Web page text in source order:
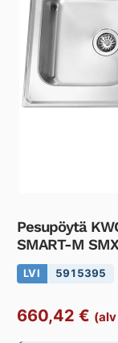
Pesupöytä
SMART-M
LVI 5915395
660,42 €